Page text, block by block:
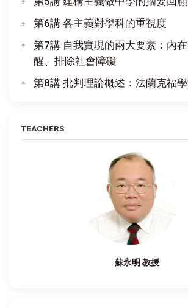
第6講 各主義對學科的重視度
第7講 自我實現的兩大要素：內
醒、排除社會障礙
第8講 批判理論概述：法蘭克福
TEACHERS
蘇永明 教授